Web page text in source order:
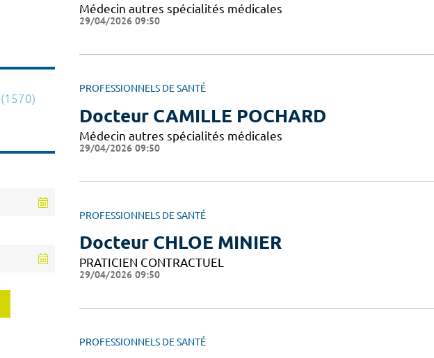
Médecin autres spécialités médicales
29/04/2026 09:50
PROFESSIONNELS DE SANTÉ
Docteur CAMILLE POCHARD
Médecin autres spécialités médicales
29/04/2026 09:50
PROFESSIONNELS DE SANTÉ
Docteur CHLOE MINIER
PRATICIEN CONTRACTUEL
29/04/2026 09:50
PROFESSIONNELS DE SANTÉ
(1570)